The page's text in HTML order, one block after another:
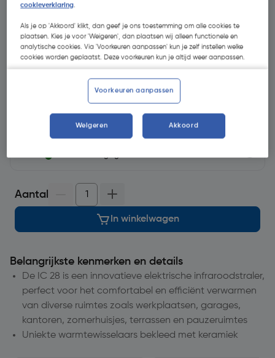
Aantal
In winkelwagen
Belangrijkste kenmerken en details
De IC 28 is een innovatieve elektrische infraroodstraler,
perfect voor het comfortabel en efficiënt verwarmen
van diverse ruimtes zoals werkplaatsen, garages,
kantoren, zomerhuisjes, terrassen en pauzeruimtes
Uniekte warmtewisselaars bekleed met keramiek
cookieverklaring.
Als je op 'Akkoord' klikt, dan geef je ons toestemming om alle cookies te
plaatsen. Kies je voor 'Weigeren', dan plaatsen wij alleen functionele en
analytische cookies. Via 'Voorkeuren aanpassen' kun je zelf instellen welke
cookies worden geplaatst. Deze voorkeuren kun je altijd weer aanpassen.
Voorkeuren aanpassen
Weigeren Akkoord